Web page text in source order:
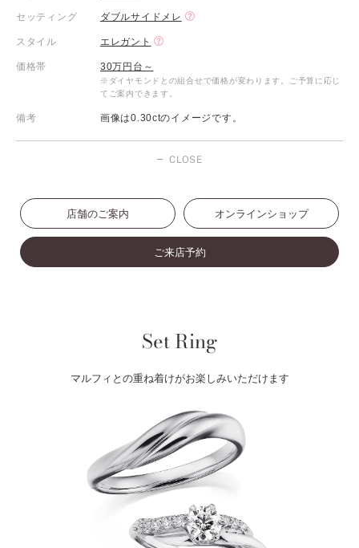
セッティング ダブルサイドメレ
スタイル エレガント
価格帯 30万円台～
※ダイヤモンドとの組合せで価格が変わります。ご予算に応じ
てご案内できます。
備考 画像は0.30ctのイメージです。
CLOSE
店舗のご案内 オンラインショップ
ご来店予約
Set Ring
マルフィとの重ね着けがお楽しみいただけます